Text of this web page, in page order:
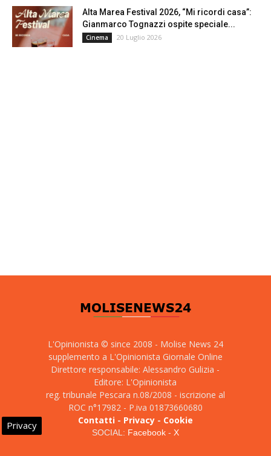
Alta Marea Festival 2026, “Mi ricordi casa”:
Gianmarco Tognazzi ospite speciale...
Cinema 20 Luglio 2026
L'Opinionista © since 2008 - Molise News 24
supplemento a L'Opinionista Giornale Online
Direttore responsabile: Alessandro Gulizia -
Editore: L'Opinionista
reg. tribunale Pescara n.08/2008 - iscrizione al
ROC n°17982 - P.iva 01873660680
Contatti- Privacy- Cookie
SOCIAL: Facebook- X
Privacy